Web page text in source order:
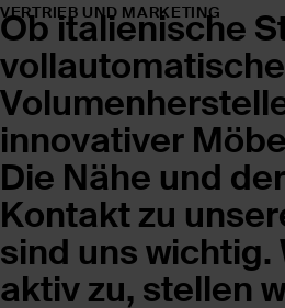
VERTRIEB UND MARKETING
Ob italienische
innovativer
Die Nähe und
Kontakt zu
sind uns wichtig.
aktiv zu, stellen